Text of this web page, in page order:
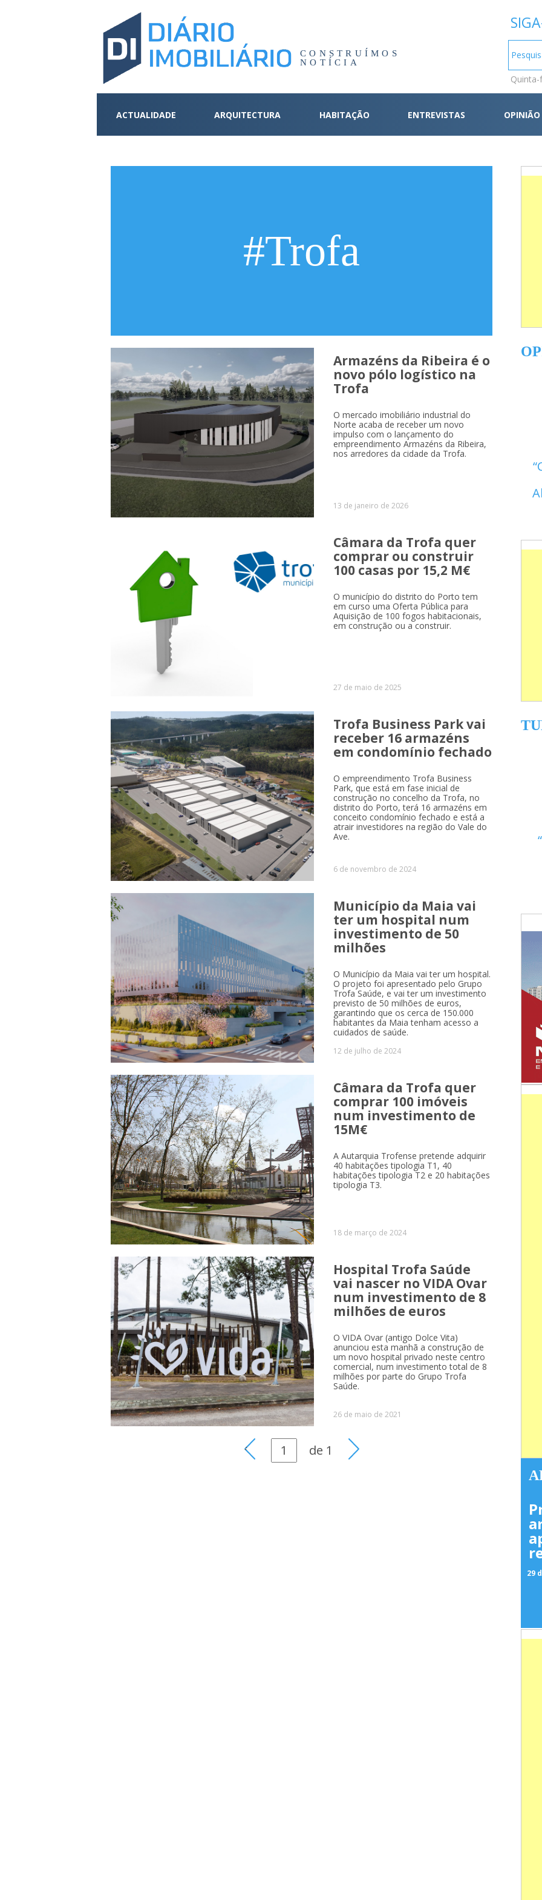
CONSTRUÍMOS
NOTÍCIA
ACTUALIDADE ARQUITECTURA HABITAÇÃO ENTREVISTAS OPINIÃO
#Trofa
Armazéns da Ribeira é o
novo pólo logístico na
Trofa
O mercado imobiliário industrial do
Norte acaba de receber um novo
impulso com o lançamento do
empreendimento Armazéns da Ribeira,
nos arredores da cidade da Trofa.
13 de janeiro de 2026
Câmara da Trofa quer
comprar ou construir
100 casas por 15,2 M€
O município do distrito do Porto tem
em curso uma Oferta Pública para
Aquisição de 100 fogos habitacionais,
em construção ou a construir.
27 de maio de 2025
Trofa Business Park vai
receber 16 armazéns
em condomínio fechado
O empreendimento Trofa Business
Park, que está em fase inicial de
construção no concelho da Trofa, no
distrito do Porto, terá 16 armazéns em
conceito condomínio fechado e está a
atrair investidores na região do Vale do
Ave.
6 de novembro de 2024
Município da Maia vai
ter um hospital num
investimento de 50
milhões
O Município da Maia vai ter um hospital.
O projeto foi apresentado pelo Grupo
Trofa Saúde, e vai ter um investimento
previsto de 50 milhões de euros,
garantindo que os cerca de 150.000
habitantes da Maia tenham acesso a
cuidados de saúde.
12 de julho de 2024
Câmara da Trofa quer
comprar 100 imóveis
num investimento de
15M€
A Autarquia Trofense pretende adquirir
40 habitações tipologia T1, 40
habitações tipologia T2 e 20 habitações
tipologia T3.
18 de março de 2024
Hospital Trofa Saúde
vai nascer no VIDA Ovar
num investimento de 8
milhões de euros
O VIDA Ovar (antigo Dolce Vita)
anunciou esta manhã a construção de
um novo hospital privado neste centro
comercial, num investimento total de 8
milhões por parte do Grupo Trofa
Saúde.
26 de maio de 2021
de 1
29